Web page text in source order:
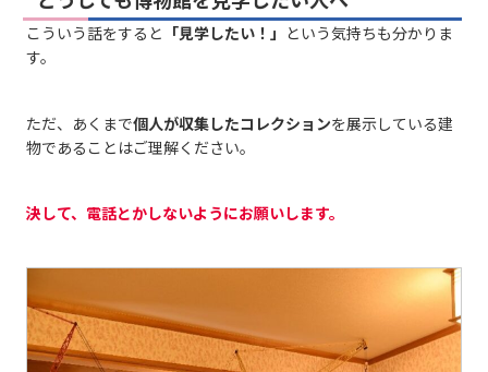
こういう話をすると 「見学したい！」 という気持ちも分かりま
す。
ただ、あくまで個人が収集したコレクションを展示している建
物であることはご理解ください。
決して、電話とかしないようにお願いします。